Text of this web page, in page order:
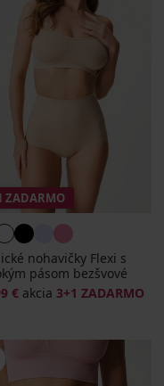
ZADARMO
nohavičky Flexi s
pásom bezšvové
€ akcia 3+1 ZADARMO